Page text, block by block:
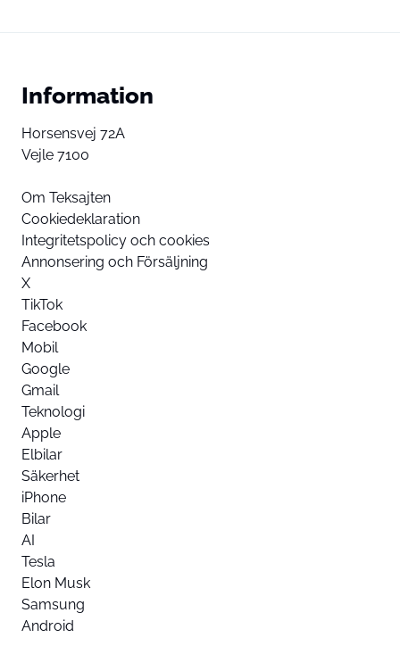
Information
Horsensvej 72A
Vejle 7100
Om Teksajten
Cookiedeklaration
Integritetspolicy och cookies
Annonsering och Försäljning
X
TikTok
Facebook
Mobil
Google
Gmail
Teknologi
Apple
Elbilar
Säkerhet
iPhone
Bilar
AI
Tesla
Elon Musk
Samsung
Android